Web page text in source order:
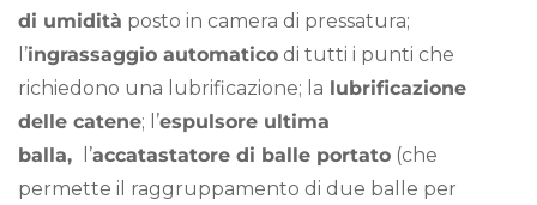
di umidità posto in camera di pressatura;
l’ingrassaggio automatico di tutti i punti che
richiedono una lubrificazione; la lubrificazione
delle catene; l’espulsore ultima
balla,
l’accatastatore di balle portato (che
permette il raggruppamento di due balle per